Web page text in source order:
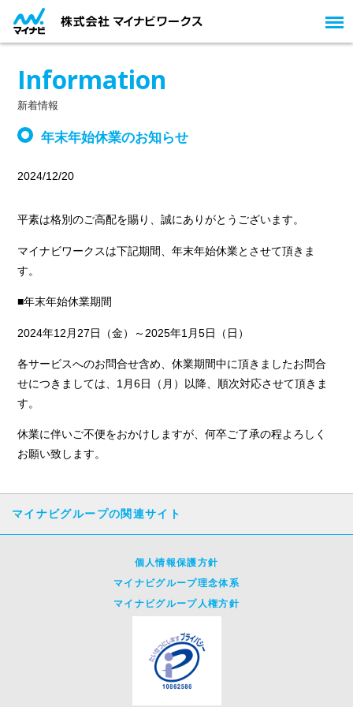
Information
新着情報
年末年始休業のお知らせ
2024/12/20
平素は格別のご高配を賜り、誠にありがとうございます。
マイナビワークスは下記期間、年末年始休業とさせて頂きま
す。
■年末年始休業期間
2024年12月27日（金）～2025年1月5日（日）
各サービスへのお問合せ含め、休業期間中に頂きましたお問合
せにつきましては、1月6日（月）以降、順次対応させて頂きま
す。
休業に伴いご不便をおかけしますが、何卒ご了承の程よろしく
お願い致します。
マイナビグループの関連サイト
個人情報保護方針
マイナビグループ理念体系
マイナビグループ人権方針